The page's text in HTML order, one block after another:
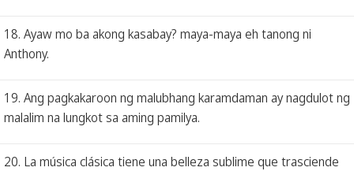
18. Ayaw mo ba akong kasabay? maya-maya eh tanong ni
Anthony.
19. Ang pagkakaroon ng malubhang karamdaman ay nagdulot ng
malalim na lungkot sa aming pamilya.
20. La música clásica tiene una belleza sublime que trasciende